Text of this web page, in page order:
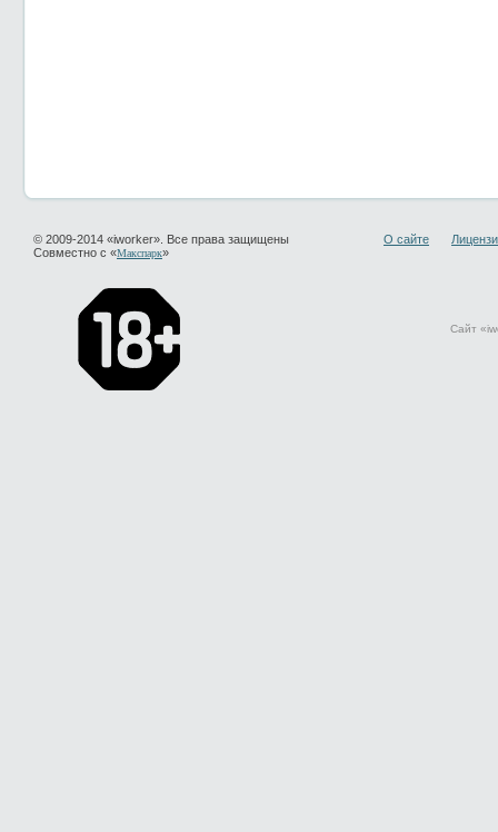
© 2009-2014 «iworker». Все права защищены
Совместно с «Макспарк»
О сайте
Сайт